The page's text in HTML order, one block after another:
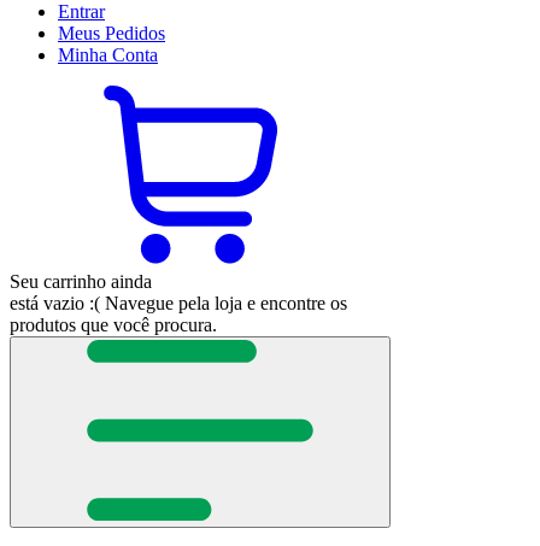
Entrar
Meus Pedidos
Minha Conta
Seu carrinho ainda
está vazio :( Navegue pela loja e encontre os
produtos que você procura.